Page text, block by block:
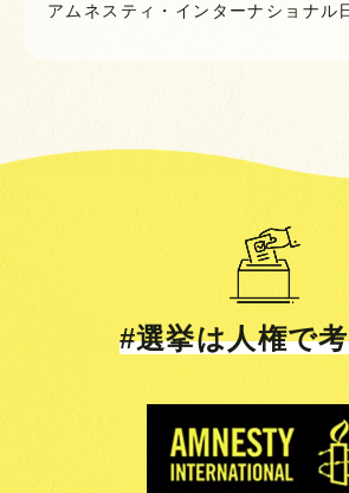
アムネスティ・インターナショナル
#選挙は人権で